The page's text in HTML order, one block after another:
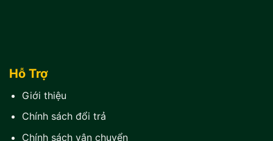
Hỗ Trợ
Giới thiệu
Chính sách đổi trả
Chính sách vận chuyển